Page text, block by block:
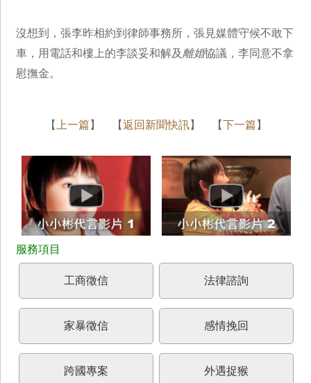
沒想到，張李昨相約到律師事務所，張見媒體守候不敢下
車，用電話和樓上的李談妥和解及 離婚協議，李同意不拿
慰撫金。
【 上一篇 】 【返回新聞快訊】 【下一篇 】
工商徵信 法律諮詢
家暴徵信 感情挽回
跨國專案 外遇捉猴